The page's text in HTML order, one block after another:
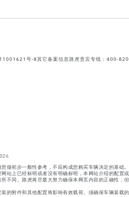
号-8其它备案信息路虎贵宾专线：400-
做初步一般性参考，不应构成您购买车辆决定的基
站上已经标明或者没有明确标明，本网站介绍的配
不同。路虎将尽最大努力确保本网页内容的正确性
的附件和其他配置将影响有效载荷。须确保车辆装载